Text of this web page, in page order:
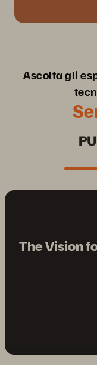
Ascolta gli
The Vision